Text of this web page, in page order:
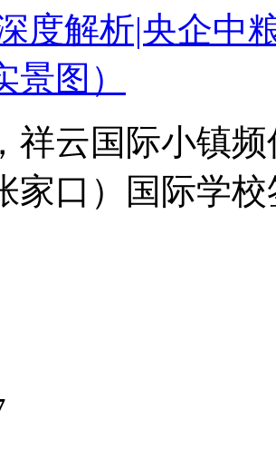
度解析|央企中
景图）
祥云国际小镇
家口）国际学